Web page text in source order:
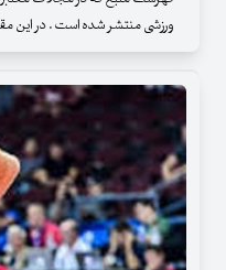
ورزشی منتشر شده است . در این